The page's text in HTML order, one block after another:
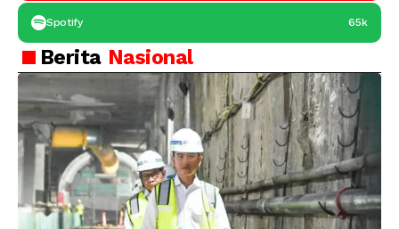
Spotify 65k
Berita Nasional